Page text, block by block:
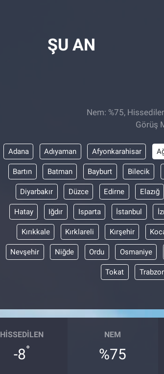
ŞU AN
Nem: %75,
Görüş
Adana Adıyaman Afyonkarahisar
Bartın Batman Bayburt Bilecik
Diyarbakır Düzce Edirne Elazığ
Hatay Iğdır Isparta İstanbul
Kırıkkale Kırklareli Kırşehir
Nevşehir Niğde Ordu Osmaniye
Tokat
HISSEDILEN
-8°
NEM
%75